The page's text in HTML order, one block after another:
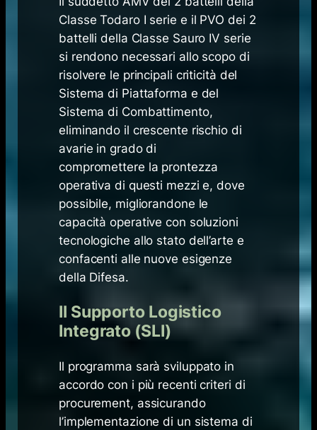
Classe Todaro I serie e il PVO dei 2
battelli della Classe Sauro IV serie
si rendono necessari allo scopo di
risolvere le principali criticità del
Sistema di Piattaforma e del
Sistema di Combattimento,
eliminando il crescente rischio di
avarie in grado di
compromettere la prontezza
operativa di questi mezzi e, dove
possibile, migliorandone le
capacità operative con soluzioni
tecnologiche allo stato dell’arte e
confacenti alle nuove esigenze
della Difesa.
Il Supporto Logistico
Integrato (SLI)
Il programma sarà sviluppato in
accordo con i più recenti criteri di
procurement, assicurando
l’implementazione di un sistema di